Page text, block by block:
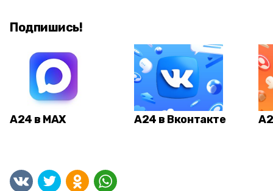
Подпишись!
А24 в MAX А24 в Вконтакте